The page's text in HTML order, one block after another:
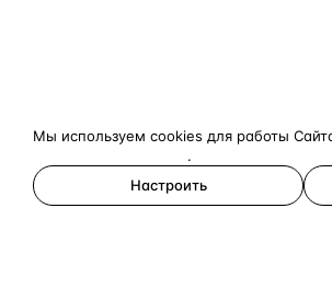
Мы используем cookies для работы
.
Настроить